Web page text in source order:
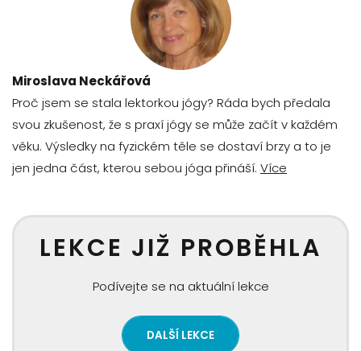
Miroslava Neckářová
Proč jsem se stala lektorkou jógy? Ráda bych předala
svou zkušenost, že s praxí jógy se může začít v každém
věku. Výsledky na fyzickém těle se dostaví brzy a to je
jen jedna část, kterou sebou jóga přináší. Více
LEKCE JIŽ PROBĚHLA
Podívejte se na aktuální lekce
DALŠÍ LEKCE